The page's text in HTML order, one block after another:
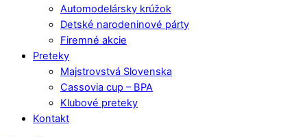
Automodelársky krúžok
Detské narodeninové párty
Firemné akcie
Preteky
Majstrovstvá Slovenska
Cassovia cup – BPA
Klubové preteky
Kontakt